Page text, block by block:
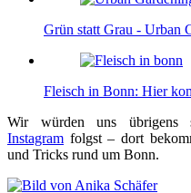
Grün statt Grau - Urban
Fleisch in Bonn: Hier
Wir würden uns
Instagram folgst – dort
und Tricks rund um Bonn.